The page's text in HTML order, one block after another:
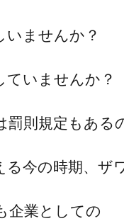
いませんか？
ていませんか？
罰則規定もある
る今の時期、ザ
企業としての